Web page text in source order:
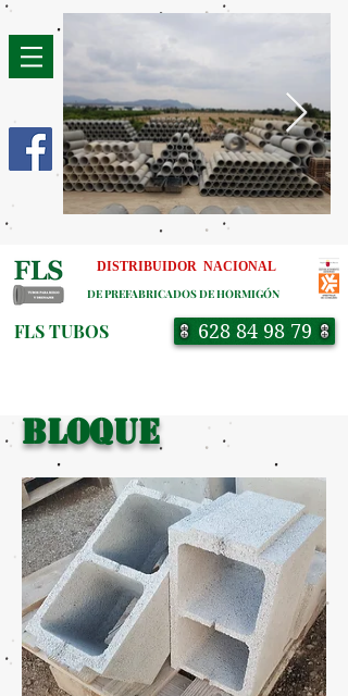
DE PREFABRICADOS DE HORMIGÓN
DISTRIBUIDOR NACIONAL
FLS TUBOS 628 84 98 79
BLOQUE